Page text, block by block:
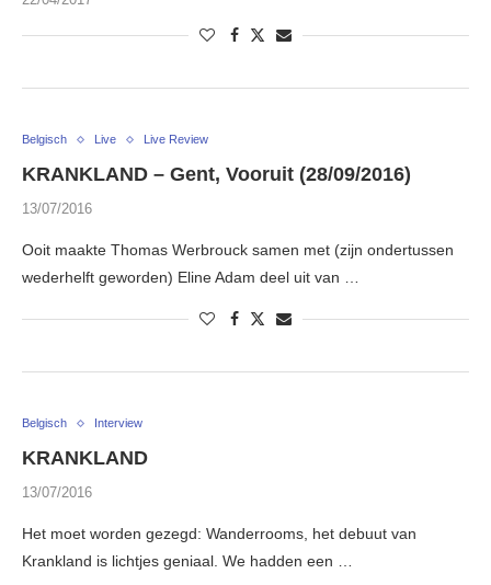
Belgisch Live Live Review
KRANKLAND – Gent, Vooruit (28/09/2016)
13/07/2016
Ooit maakte Thomas Werbrouck samen met (zijn ondertussen
wederhelft geworden) Eline Adam deel uit van …
Belgisch Interview
KRANKLAND
13/07/2016
Het moet worden gezegd: Wanderrooms, het debuut van
Krankland is lichtjes geniaal. We hadden een …